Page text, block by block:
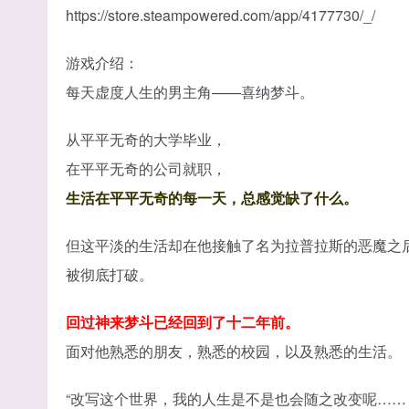
https://store.steampowered.com/app/4177730/_/
游戏介绍：
每天虚度人生的男主角——喜纳梦斗。
从平平无奇的大学毕业，
在平平无奇的公司就职，
生活在平平无奇的每一天，总感觉缺了什么。
但这平淡的生活却在他接触了名为拉普拉斯的恶魔之
被彻底打破。
回过神来梦斗已经回到了十二年前。
面对他熟悉的朋友，熟悉的校园，以及熟悉的生活。
“改写这个世界，我的人生是不是也会随之改变呢……